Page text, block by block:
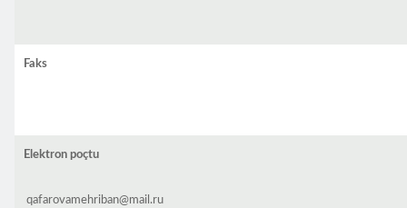
Faks
Elektron poçtu
qafarovamehriban@mail.ru